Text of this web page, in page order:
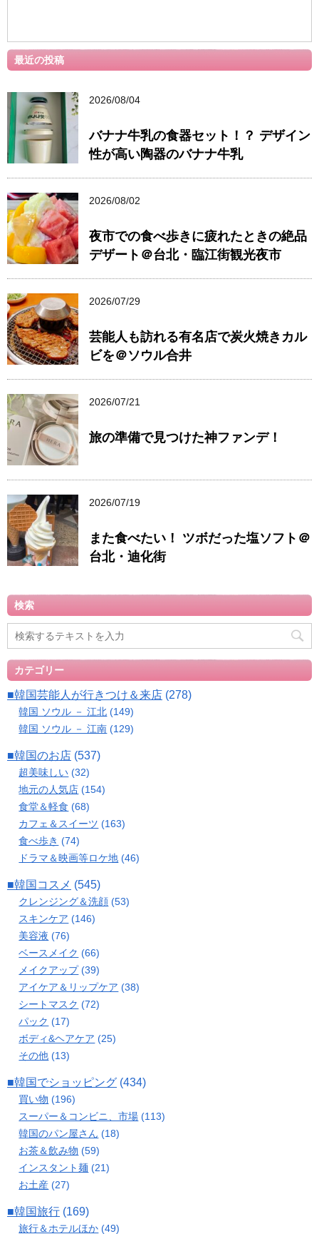
最近の投稿
2026/08/04
バナナ牛乳の食器セット！？ デザイン
性が高い陶器のバナナ牛乳
2026/08/02
夜市での食べ歩きに疲れたときの絶品
デザート＠台北・臨江街観光夜市
2026/07/29
芸能人も訪れる有名店で炭火焼きカル
ビを＠ソウル合井
2026/07/21
旅の準備で見つけた神ファンデ！
2026/07/19
また食べたい！ ツボだった塩ソフト＠
台北・迪化街
検索
カテゴリー
■韓国芸能人が行きつけ＆来店 (278)
韓国 ソウル － 江北 (149)
韓国 ソウル － 江南 (129)
■韓国のお店 (537)
超美味しい (32)
地元の人気店 (154)
食堂＆軽食 (68)
カフェ＆スイーツ (163)
食べ歩き (74)
ドラマ＆映画等ロケ地 (46)
■韓国コスメ (545)
クレンジング＆洗顔 (53)
スキンケア (146)
美容液 (76)
ベースメイク (66)
メイクアップ(39)
アイケア＆リップケア (38)
シートマスク (72)
パック (17)
ボディ&ヘアケア (25)
その他 (13)
■韓国でショッピング (434)
買い物 (196)
スーパー＆コンビニ、市場 (113)
韓国のパン屋さん (18)
お茶＆飲み物 (59)
インスタント麺 (21)
お土産 (27)
■韓国旅行 (169)
旅行＆ホテルほか (49)